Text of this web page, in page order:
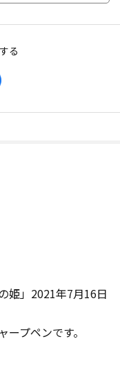
る
姫」2021年7月16日
ープペンです。